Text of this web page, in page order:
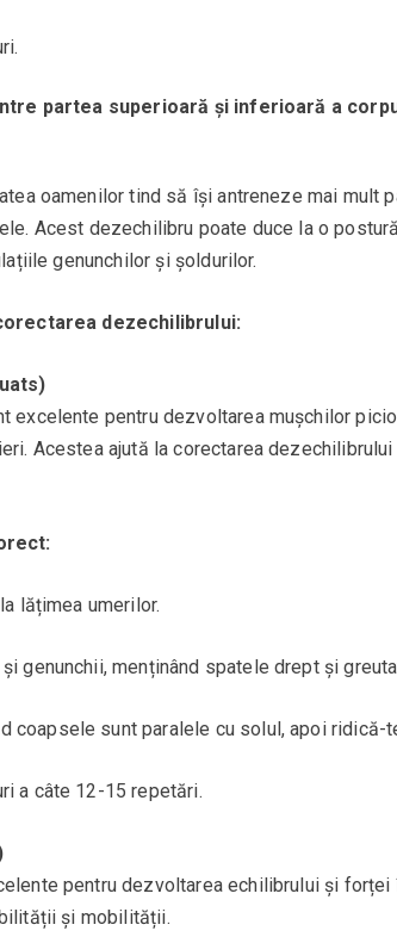
partea superioară și inferioară a
oamenilor tind să își antreneze mai mult
Acest dezechilibru poate duce la o
genunchilor și șoldurilor.
dezechilibrului:
excelente pentru dezvoltarea mușchilor
Acestea ajută la corectarea
lățimea umerilor.
genunchii, menținând spatele drept și
coapsele sunt paralele cu solul, apoi ridică-
a câte 12-15 repetări.
pentru dezvoltarea echilibrului și
și mobilității.